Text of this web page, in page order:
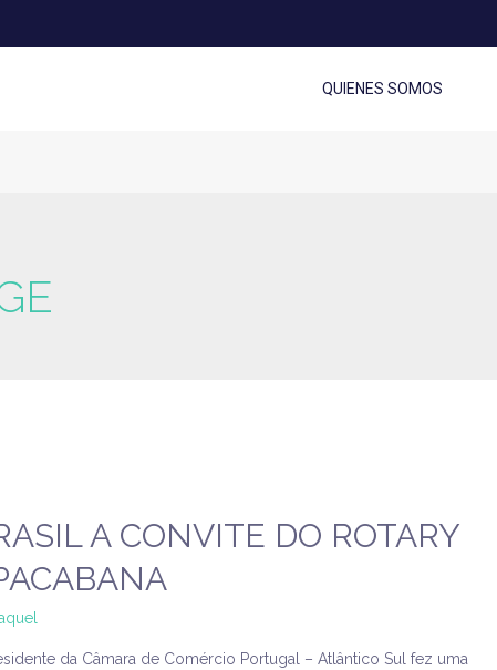
QUIENES SOMOS
A CONVITE DO ROTARY
da Câmara de Comércio Portugal – Atlântico Sul fez uma